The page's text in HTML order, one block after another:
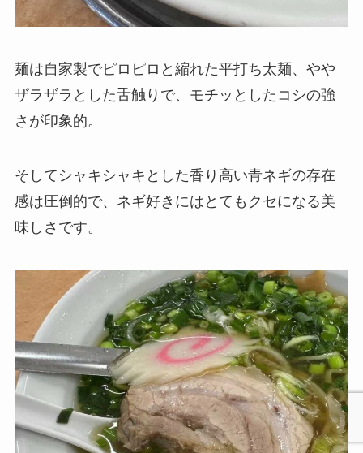
麺は自家製でピロピロと縮れた平打ち太麺、やや
ザラザラとした舌触りで、モチッとしたコシの強
さが印象的。
そしてシャキシャキとした香り高い青ネギの存在
感は圧倒的で、ネギ好きにはとてもクセになる美
味しさです。